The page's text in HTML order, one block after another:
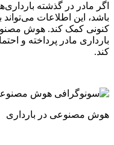
اگر مادر در گذشته
باشد، این اطلاعات
کنونی کمک کند. هوش
بارداری مادر پرداخته و
کند.
هوش مصنوعی در بارداری